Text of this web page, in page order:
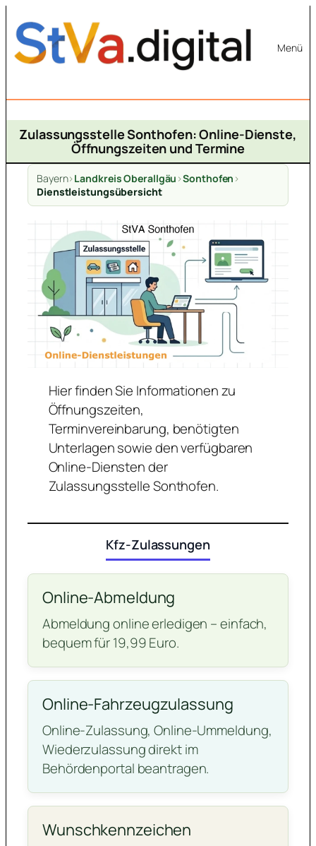
Inhalt
springen
Menü
Zulassungsstelle Sonthofen: Online-Dienste,
Öffnungszeiten und Termine
Bayern>Landkreis Oberallgäu >Sonthofen >
Dienstleistungsübersicht
Hier finden Sie Informationen zu
Öffnungszeiten,
Terminvereinbarung, benötigten
Unterlagen sowie den verfügbaren
Online-Diensten der
Zulassungsstelle Sonthofen.
Kfz-Zulassungen
Online-Abmeldung
Abmeldung online erledigen – einfach,
bequem für 19,99 Euro.
Online-Fahrzeugzulassung
Online-Zulassung, Online-Ummeldung,
Wiederzulassung direkt im
Behördenportal beantragen.
Wunschkennzeichen